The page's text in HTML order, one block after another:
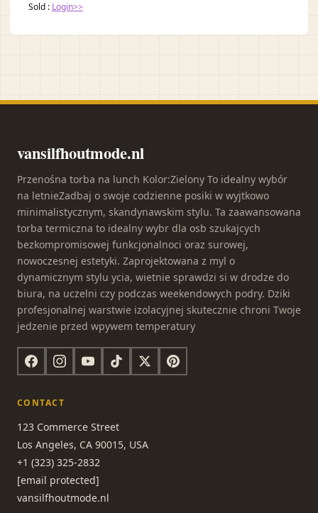
Sold : Login>>
vansilfhoutmode.nl
Przenośna torba na lunch Kolor:Zielony To idealny wybór
na letnieZadbaj o swoje codzienne posiki w wyjtkowo
minimalistycznym, skandynawskim stylu. Ta zaawansowana
torba termiczna to idealny wybr dla osb szukajcych
bezkompromisowej funkcjonalnoci oraz surowej,
nowoczesnej estetyki. Zaprojektowana z myl o
dynamicznym stylu ycia, wietnie sprawdzi si w drodze do
biura, na uczelni czy podczas weekendowych podry. Dziki
profesjonalnej warstwie izolacyjnej skutecznie chroni Twoje
jedzenie przed wpywem temperatury
CONTACT
123 Commerce Street
Los Angeles, CA 90015, USA
+1 (323) 325-2832
[email protected]
vansilfhoutmode.nl